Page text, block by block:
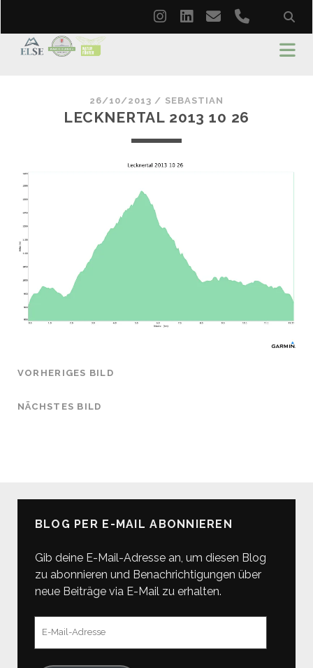
instagram
linkedin
emailphone
26/10/2013 / SEBASTIAN
LECKNERTAL 2013 10 26
VORHERIGES BILD
NÄCHSTES BILD
BLOG PER E-MAIL ABONNIEREN
Gib deine E-Mail-Adresse an, um diesen Blog
zu abonnieren und Benachrichtigungen über
neue Beiträge via E-Mail zu erhalten.